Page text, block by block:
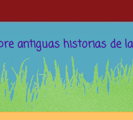
antiguas historias de